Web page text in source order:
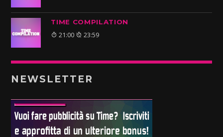
TIME COMPILATION
21:00 23:59
NEWSLETTER